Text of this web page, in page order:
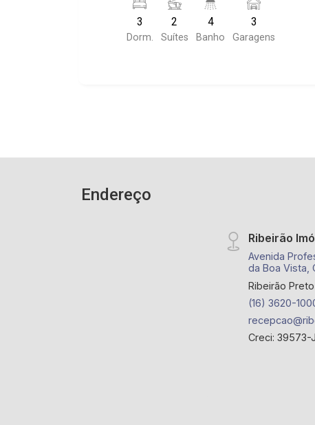
armário e 2 com espelho; - Sala de
Jantar; - Sala de TV; - Ventilador de
teto; - Cozinha planejada; - Área de
3
Dorm.
2
Suítes
4
Banho
3
Garagens
Endereço
Ribeirão
Avenida
da Boa Vista,
Ribeirão
(16) 3620-
Creci: 39573-J